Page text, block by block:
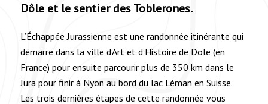
Dôle et le sentier des Toblerones.
L’Échappée Jurassienne est une randonnée itinérante qui
démarre dans la ville d’Art et d’Histoire de Dole (en
France) pour ensuite parcourir plus de 350 km dans le
Jura pour finir à Nyon au bord du lac Léman en Suisse.
Les trois dernières étapes de cette randonnée vous